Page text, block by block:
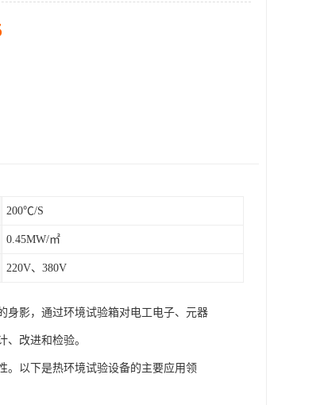
200℃/S
0.45MW/㎡
220V、380V
身影，通过环境试验箱对电工电子、元器
改进和检验。
。以下是热环境试验设备的主要应用领